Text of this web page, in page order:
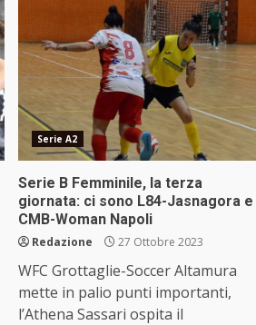
Serie A2
Serie B Femminile, la terza
giornata: ci sono L84-Jasnagora e
CMB-Woman Napoli
Redazione 27 Ottobre 2023
WFC Grottaglie-Soccer Altamura
mette in palio punti importanti,
l’Athena Sassari ospita il